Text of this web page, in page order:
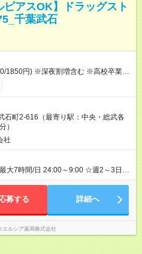
ピアスOK】ドラッグスト
千葉武石
1850円) ※深夜割増含む ※高校卒業以
円昇給あり （大学生は＋20円まで）
は本採用時と同じです。
石町2-616（最寄り駅：中央・総武各
）
社
大7時間/日 24:00～9:00 ☆週2～3日の
募する 詳細へ
エルシア薬局株式会社